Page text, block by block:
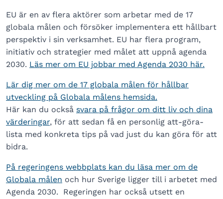
EU är en av flera aktörer som arbetar med de 17
globala målen och försöker implementera ett hållbart
perspektiv i sin verksamhet. EU har flera program,
initiativ och strategier med målet att uppnå agenda
2030. Läs mer om EU jobbar med Agenda 2030 här.
Lär dig mer om de 17 globala målen för hållbar
utveckling på Globala målens hemsida.
Här kan du också svara på frågor om ditt liv och dina
värderingar, för att sedan få en personlig att-göra-
lista med konkreta tips på vad just du kan göra för att
bidra.
På regeringens webbplats kan du läsa mer om de
Globala målen och hur Sverige ligger till i arbetet med
Agenda 2030. Regeringen har också utsett en